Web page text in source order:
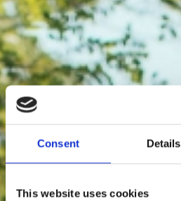
Consent Details
This website uses cookies